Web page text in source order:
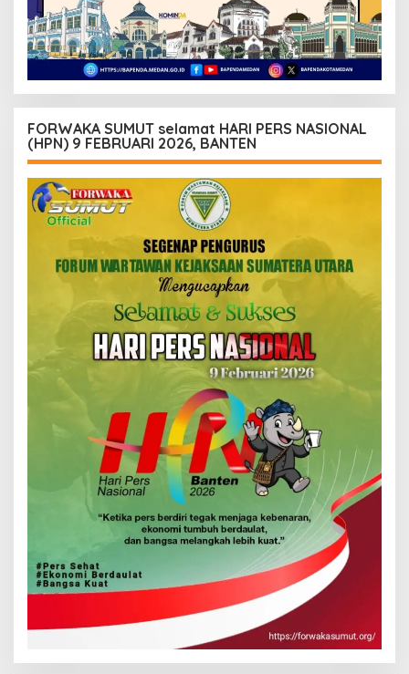
FORWAKA SUMUT selamat HARI PERS NASIONAL
(HPN) 9 FEBRUARI 2026, BANTEN